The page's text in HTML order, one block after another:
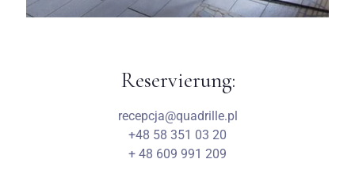
Reservierung:
recepcja@quadrille.pl
+48 58 351 03 20
+ 48 609 991 209